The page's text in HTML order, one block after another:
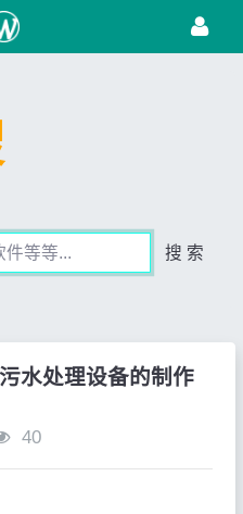
搜 索
水处理设备的制作
40